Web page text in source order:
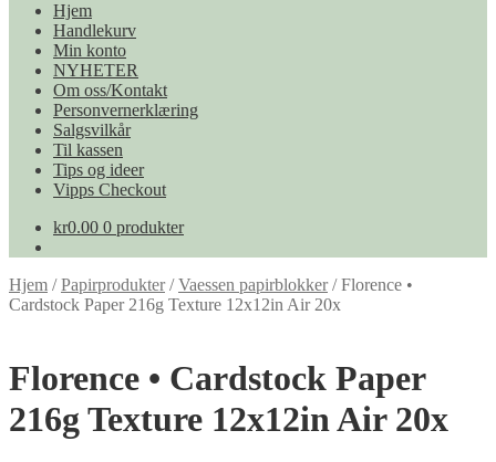
Hjem
Handlekurv
Min konto
NYHETER
Om oss/Kontakt
Personvernerklæring
Salgsvilkår
Til kassen
Tips og ideer
Vipps Checkout
kr0.00 0 produkter
Hjem /Papirprodukter/Vaessen papirblokker/Florence •
Cardstock Paper 216g Texture 12x12in Air 20x
Florence • Cardstock Paper
216g Texture 12x12in Air 20x